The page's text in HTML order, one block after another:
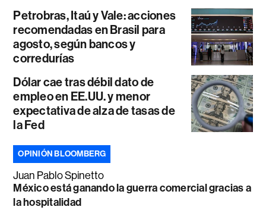
Petrobras, Itaú y Vale: acciones
recomendadas en Brasil para
agosto, según bancos y
corredurías
Dólar cae tras débil dato de
empleo en EE.UU. y menor
expectativa de alza de tasas de
la Fed
OPINIÓN BLOOMBERG
Juan Pablo Spinetto
México está ganando la guerra comercial gracias a
la hospitalidad